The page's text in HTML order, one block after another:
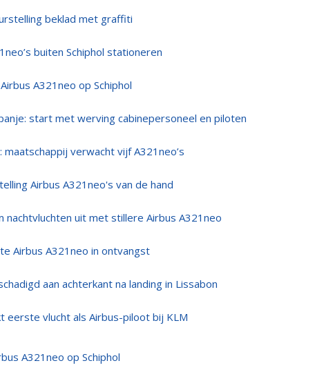
beklad met graffiti
buiten Schiphol stationeren
A321neo op Schiphol
start met werving cabinepersoneel en piloten
verwacht vijf A321neo’s
Airbus A321neo's van de hand
nachtvluchten uit met stillere Airbus A321neo
Airbus A321neo in ontvangst
aan achterkant na landing in Lissabon
eerste vlucht als Airbus-piloot bij KLM
A321neo op Schiphol